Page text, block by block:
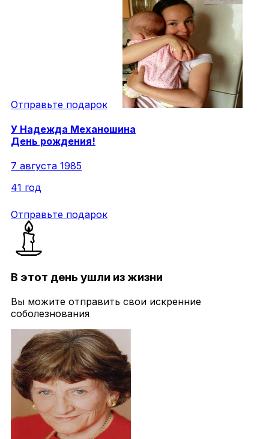
Отправьте подарок
У Надежда Механошина
День рождения!
7 августа 1985
41 год
Отправьте подарок
В этот день ушли из жизни
Вы можите отправить свои искренние
соболезнования